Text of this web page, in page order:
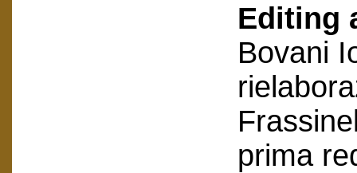
Editing
Bovani
prima